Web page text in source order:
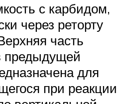
с карбидом,
через реторту
часть
предыдущей
для
при реакции